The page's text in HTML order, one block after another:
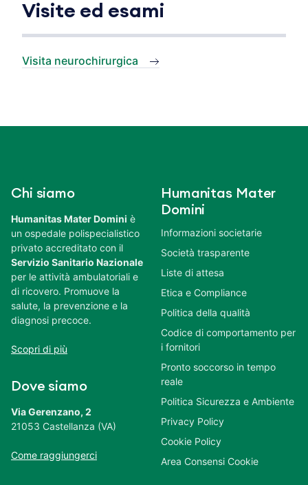
Visite ed esami
Visita neurochirurgica
Chi siamo
Humanitas Mater Domini è
un ospedale polispecialistico
privato accreditato con il
Servizio Sanitario Nazionale
per le attività ambulatoriali e
di ricovero. Promuove la
salute, la prevenzione e la
diagnosi precoce.
Scopri di più
Dove siamo
Via Gerenzano, 2
21053 Castellanza (VA)
Come raggiungerci
Humanitas Mater
Domini
Informazioni societarie
Società trasparente
Liste di attesa
Etica e Compliance
Politica della qualità
Codice di comportamento per
i fornitori
Pronto soccorso in tempo
reale
Politica Sicurezza e Ambiente
Privacy Policy
Cookie Policy
Area Consensi Cookie